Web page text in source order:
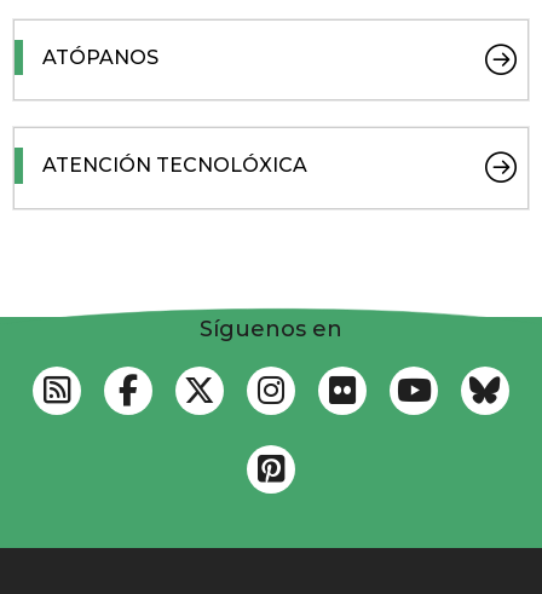
ATÓPANOS
ATENCIÓN TECNOLÓXICA
Síguenos en